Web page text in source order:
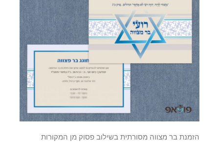
הזמנת בר מצווה מסורתית בשילוב פסוק מן המקורות